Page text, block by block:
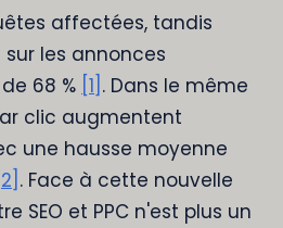
affectées, tandis
les annonces
68 % [1] . Dans le même
clic augmentent
une hausse moyenne
[2] . Face à cette nouvelle
SEO et PPC n'est plus un